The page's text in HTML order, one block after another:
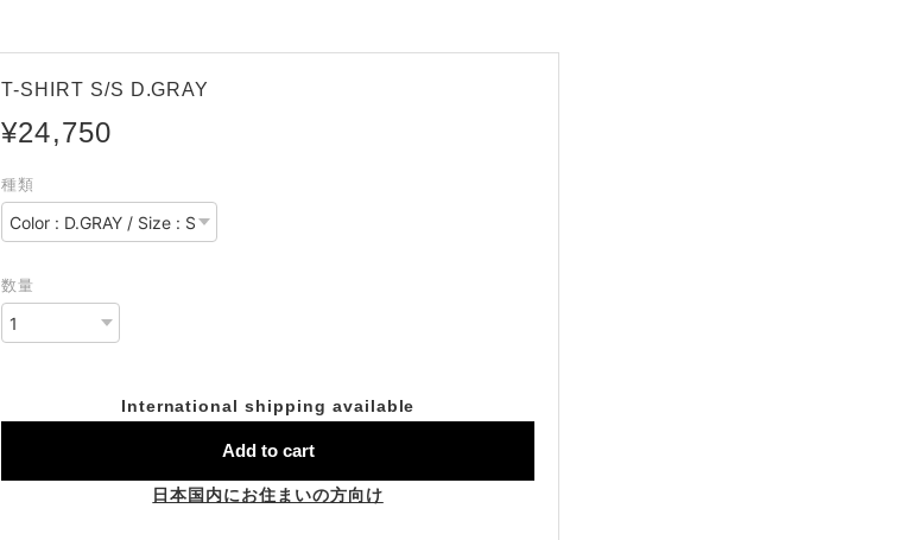
T-SHIRT S/S D.GRAY
¥24,750
種類
数量
International shipping available
Add to cart
日本国内にお住まいの方向け